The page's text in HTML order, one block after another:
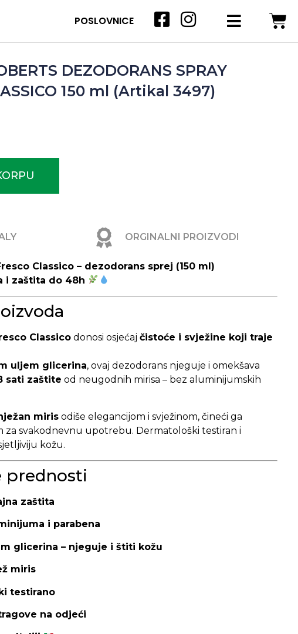
POSLOVNICE
DEZODORANS SPRAY
150 ml (Artikal 3497)
ORGINALNI PROIZVODI
Classico – dezodorans sprej (150 ml)
i zaštita do 48h
Classico donosi osjećaj čistoće i svježine koji traje
uljem glicerina, ovaj dezodorans njeguje i omekšava
sati zaštite od neugodnih mirisa – bez aluminijumskih
miris odiše elegancijom i svježinom, čineći ga
za svakodnevnu upotrebu. Dermatološki testiran i
kožu.
prednosti
zaštita
i parabena
glicerina – njeguje i štiti kožu
miris
testirano
na odjeći